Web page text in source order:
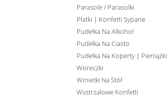
Parasole / Parasolki
Płatki | Konfetti Sypane
Pudełka Na Alkohol
Pudełka Na Ciasto
Pudełka Na Koperty | Pieniążki
Woreczki
Winietki Na Stół
Wystrzałowe Konfetti